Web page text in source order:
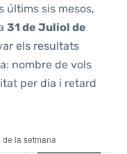
últims sis mesos,
31 de Juliol de
els resultats
nombre de vols
per dia i retard